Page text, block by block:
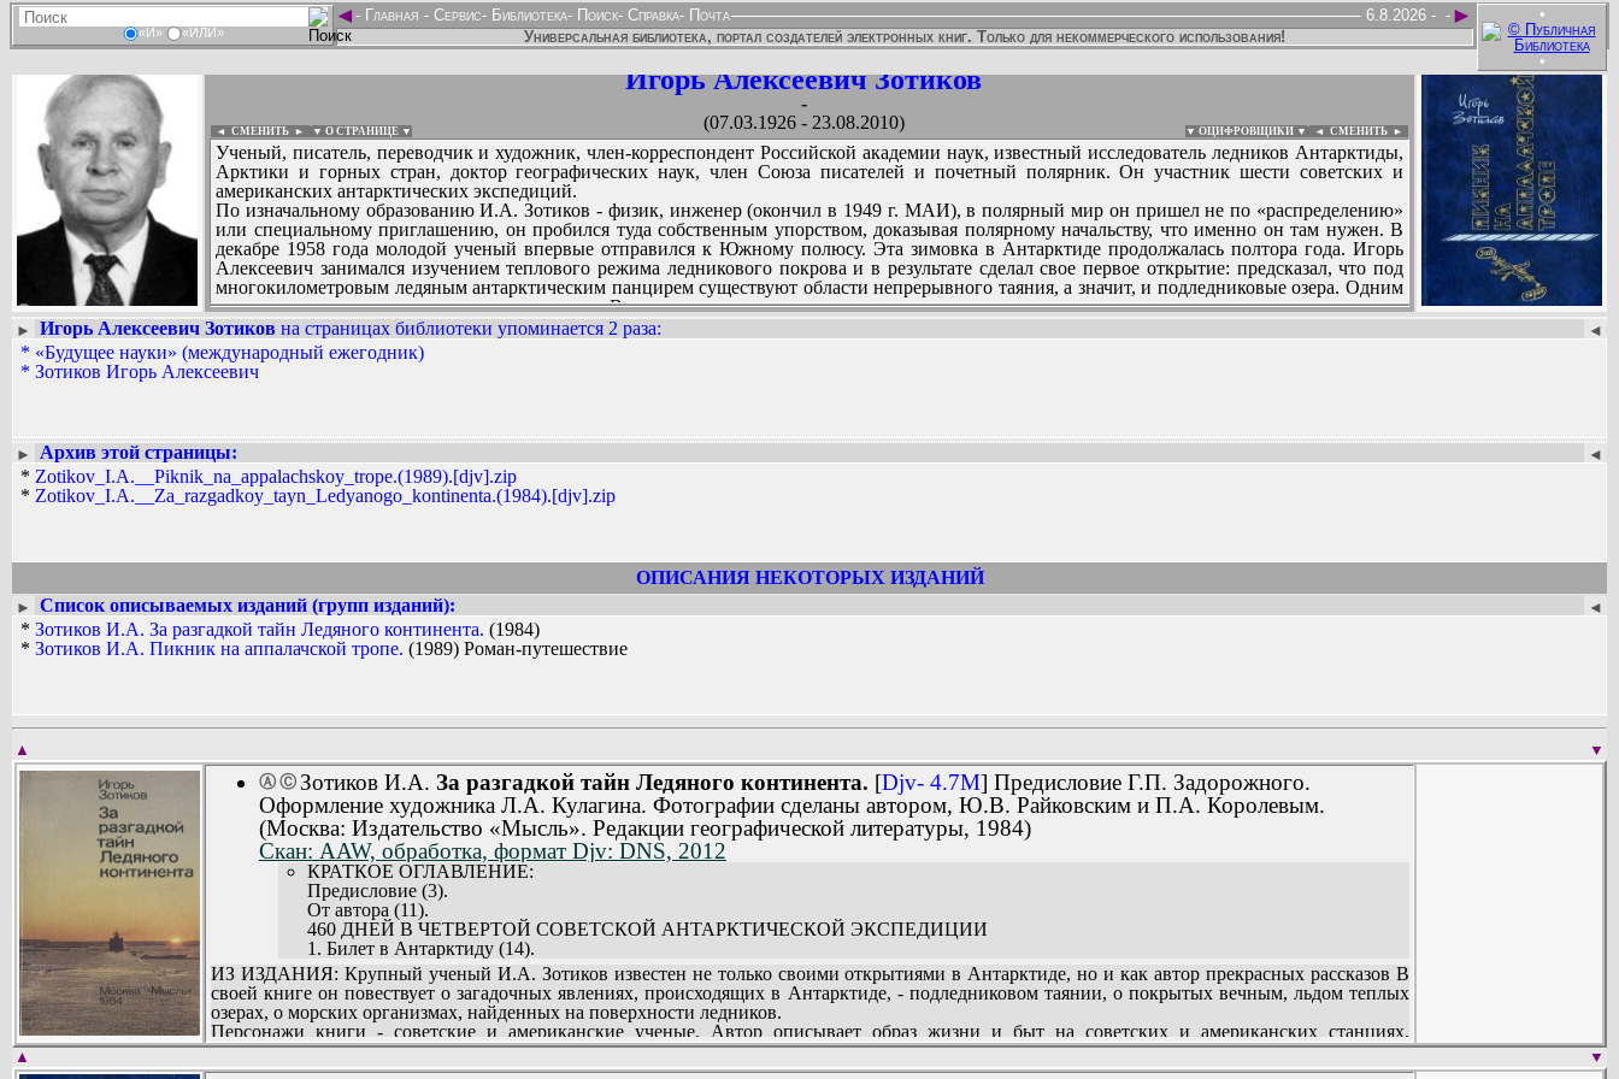
«И» «ИЛИ»
•
•
◄ ►
- Главная - Сервис- Библиотека- Поиск- Справка- Почта -
6.8.2026 -
Универсальная библиотека, портал создателей электронных книг. Только для некоммерческого использования!
Игорь Алексеевич Зотиков
-
(07.03.1926 - 23.08.2010)
◄ СМЕНИТЬ ► ▼ О СТРАНИЦЕ ▼ ▼ ОЦИФРОВЩИКИ ▼ ◄ СМЕНИТЬ ►
Ученый, писатель, переводчик и художник, член-корреспондент Российской академии наук, известный исследователь ледников Антарктиды,
Арктики и горных стран, доктор географических наук, член Союза писателей и почетный полярник. Он участник шести советских и
американских антарктических экспедиций.
По изначальному образованию И.А. Зотиков - физик, инженер (окончил в 1949 г. МАИ), в полярный мир он пришел не по «распределению»
или специальному приглашению, он пробился туда собственным упорством, доказывая полярному начальству, что именно он там нужен. В
декабре 1958 года молодой ученый впервые отправился к Южному полюсу. Эта зимовка в Антарктиде продолжалась полтора года. Игорь
Алексеевич занимался изучением теплового режима ледникового покрова и в результате сделал свое первое открытие: предсказал, что под
многокилометровым ледяным антарктическим панцирем существуют области непрерывного таяния, а значит, и подледниковые озера. Одним
из них оказалось открытое впоследствии озеро Восток.
Бюро географических наименований США назвало один из ледников Антарктиды именем русского исследователя-гляциолога, а
правительство США наградило его медалью. О своих поездках И.А. Зотиков написал несколько книг: «Я искал не птицу киви», «За разгадкой
тайн ледяного континента», «Пикник на Аппалачской тропе» и другие, сопроводив их своими рисунками.
:
Вадим Ершов...
...
► ◄
Игорь Алексеевич Зотиков на страницах библиотеки упоминается 2 раза:
* «Будущее науки» (международный ежегодник)
* Зотиков Игорь Алексеевич
► ◄
Архив этой страницы:
* Zotikov_I.A.__Piknik_na_appalachskoy_trope.(1989).[djv].zip
* Zotikov_I.A.__Za_razgadkoy_tayn_Ledyanogo_kontinenta.(1984).[djv].zip
ОПИСАНИЯ НЕКОТОРЫХ ИЗДАНИЙ
► ◄
Список описываемых изданий (групп изданий):
* Зотиков И.А. За разгадкой тайн Ледяного континента. (1984)
* Зотиков И.А. Пикник на аппалачской тропе. (1989) Роман-путешествие
▼
▲
Ⓐ Ⓒ Зотиков И.А. За разгадкой тайн Ледяного континента. [Djv- 4.7M] Предисловие Г.П. Задорожного.
Оформление художника Л.А. Кулагина. Фотографии сделаны автором, Ю.В. Райковским и П.А. Королевым.
(Москва: Издательство «Мысль». Редакции географической литературы, 1984)
Скан: AAW, обработка, формат Djv: DNS, 2012
КРАТКОЕ ОГЛАВЛЕНИЕ:
Предисловие (3).
От автора (11).
460 ДНЕЙ В ЧЕТВЕРТОЙ СОВЕТСКОЙ АНТАРКТИЧЕСКОЙ ЭКСПЕДИЦИИ
1. Билет в Антарктиду (14).
2. Дорога в десять тысяч миль (23).
3. Трудное начало (44).
4. Восхождение к Празднику середины зимы (66).
5. После полярной ночи (93).
6. «Картинки из марсианской жизни» (104).
ГОД У АМЕРИКАНСКИХ ПОЛЯРНИКОВ
ИЗ ИЗДАНИЯ: Крупный ученый И.А. Зотиков известен не только своими открытиями в Антарктиде, но и как автор прекрасных рассказов В
своей книге он повествует о загадочных явлениях, происходящих в Антарктиде, - подледниковом таянии, о покрытых вечным, льдом теплых
озерах, о морских организмах, найденных на поверхности ледников.
Персонажи книги - советские и американские ученые. Автор описывает образ жизни и быт на советских и американских станциях,
особенности взаимоотношений между людьми, надолго изолированными от внешнего мира. Книга написана с мягким юмором, местами
лирично.
▼
▲